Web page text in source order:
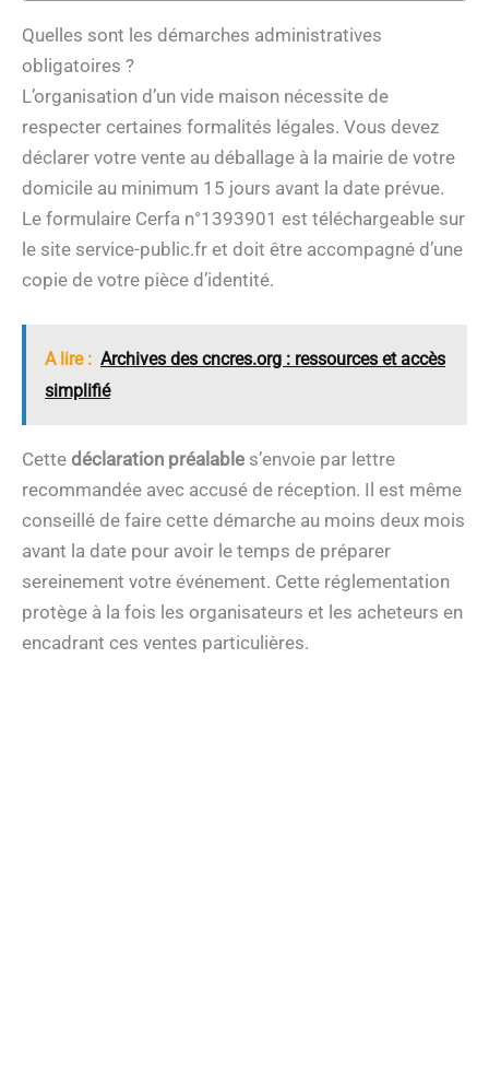
Quelles sont les démarches administratives
obligatoires ?
L’organisation d’un vide maison nécessite de
respecter certaines formalités légales. Vous devez
déclarer votre vente au déballage à la mairie de votre
domicile au minimum 15 jours avant la date prévue.
Le formulaire Cerfa n°1393901 est téléchargeable sur
le site service-public.fr et doit être accompagné d’une
copie de votre pièce d’identité.
A lire : Archives des cncres.org : ressources et accès
simplifié
Cette déclaration préalable s’envoie par lettre
recommandée avec accusé de réception. Il est même
conseillé de faire cette démarche au moins deux mois
avant la date pour avoir le temps de préparer
sereinement votre événement. Cette réglementation
protège à la fois les organisateurs et les acheteurs en
encadrant ces ventes particulières.